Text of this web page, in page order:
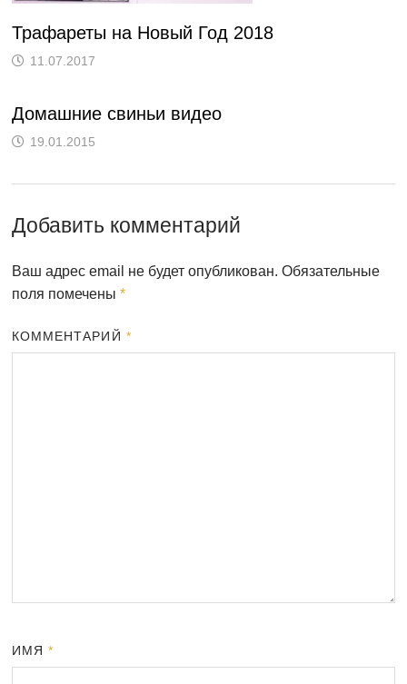
Трафареты на Новый Год 2018
11.07.2017
Домашние свиньи видео
19.01.2015
Добавить комментарий
Ваш адрес email не будет опубликован. Обязательные
поля помечены *
КОММЕНТАРИЙ *
ИМЯ*